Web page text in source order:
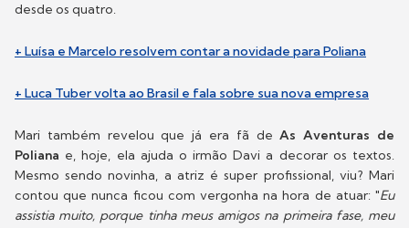
desde os quatro.
+ Luísa e Marcelo resolvem contar a novidade para Poliana
+ Luca Tuber volta ao Brasil e fala sobre sua nova empresa
Mari também revelou que já era fã deAs Aventuras de
Poliana e, hoje, ela ajuda o irmão Davi a decorar os textos.
Mesmo sendo novinha, a atriz é super profissional, viu? Mari
contou que nunca ficou com vergonha na hora de atuar: "Eu
assistia muito, porque tinha meus amigos na primeira fase, meu